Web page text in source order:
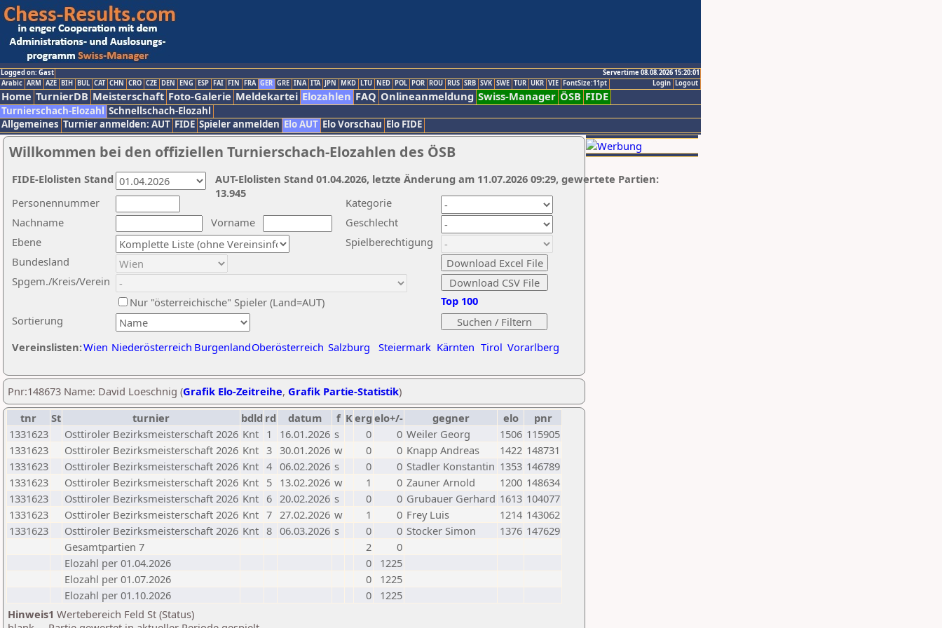
Logged on: Gast
Servertime 08.08.2026 15:20:01
Logout
Login
Arabic ARM AZE BIH BUL CAT CHN CRO CZE DEN ENG ESP FAI FIN FRA GER GRE INA ITA JPN MKD LTU NED POL POR ROU RUS SRB SVK SWE TUR UKR VIE FontSize:11pt
Home TurnierDB Meisterschaft Foto-Galerie Meldekartei Elozahlen FAQ Onlineanmeldung Swiss-Manager ÖSB FIDE
Turnierschach-Elozahl Schnellschach-Elozahl
Allgemeines Turnier anmelden: AUT FIDE Spieler anmelden Elo AUT Elo Vorschau Elo FIDE
Willkommen bei den offiziellen Turnierschach-Elozahlen des ÖSB
Nachname
Vorname
Ebene
Kategorie
Sortierung
Personennummer
Bundesland
Spgem./Kreis/Verein
Geschlecht
Nur "österreichische" Spieler (Land=AUT)
Spielberechtigung
Vereinslisten:Wien Niederösterreich BurgenlandOberösterreich Salzburg Steiermark Kärnten Tirol Vorarlberg
Top 100
AUT-Elolisten Stand 01.04.2026, letzte Änderung am 11.07.2026 09:29, gewertete Partien:
13.945
FIDE-Elolisten Stand
Pnr:148673 Name: David Loeschnig (Grafik Elo-Zeitreihe, Grafik Partie-Statistik)
tnr
St turnier bdld rd datum f Kerg elo+/- gegner elo
pnr
1331623
Osttiroler Bezirksmeisterschaft 2026 Knt 1 16.01.2026 s 0 0 Weiler Georg 1506 115905
1331623
Osttiroler Bezirksmeisterschaft 2026 Knt 3 30.01.2026 w 0 0 Knapp Andreas 1422 148731
1331623
Osttiroler Bezirksmeisterschaft 2026 Knt 4 06.02.2026 s 0 0 Stadler Konstantin 1353 146789
1331623
Osttiroler Bezirksmeisterschaft 2026 Knt 5 13.02.2026 w 1 0 Zauner Arnold 1200 148634
1331623
Osttiroler Bezirksmeisterschaft 2026 Knt 6 20.02.2026 s 0 0 Grubauer Gerhard 1613 104077
1331623
Osttiroler Bezirksmeisterschaft 2026 Knt 7 27.02.2026 w 1 0 Frey Luis 1214 143062
1331623
Osttiroler Bezirksmeisterschaft 2026 Knt 8 06.03.2026 s 0 0 Stocker Simon 1376 147629
Gesamtpartien 7
2
0
Elozahl per 01.04.2026
0
1225
Elozahl per 01.07.2026
0
1225
Elozahl per 01.10.2026
0
1225
Hinweis1 Wertebereich Feld St (Status)